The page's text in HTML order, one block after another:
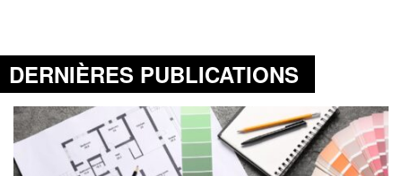
DERNIÈRES PUBLICATIONS